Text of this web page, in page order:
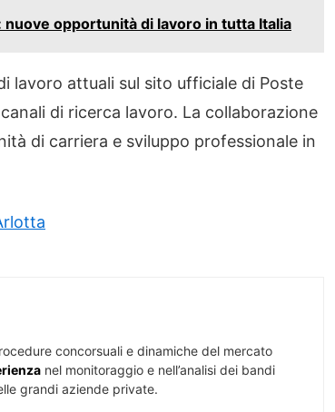
opportunità di lavoro in tutta Italia
lavoro attuali sul sito ufficiale di Poste
di ricerca lavoro. La collaborazione
di carriera e sviluppo professionale in
concorsuali e dinamiche del mercato
nel monitoraggio e nell’analisi dei bandi
grandi aziende private.